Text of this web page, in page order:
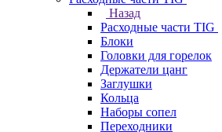
Назад
Расходные части TIG
Блоки
Головки для горелок
Держатели цанг
Заглушки
Кольца
Наборы сопел
Переходники